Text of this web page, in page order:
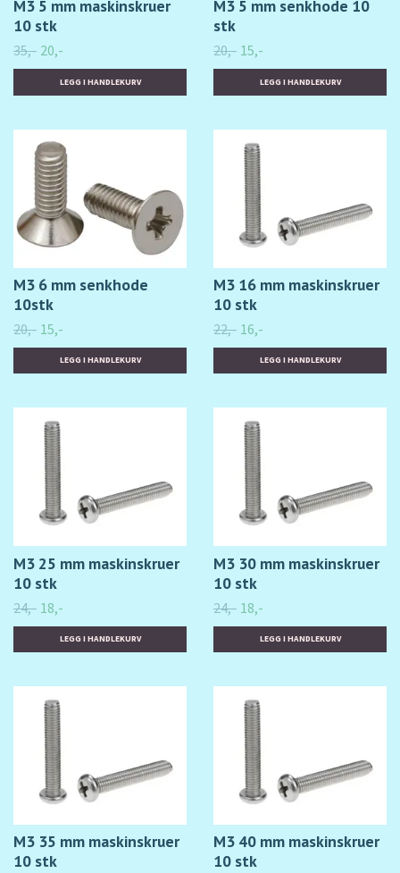
M3 5 mm maskinskruer
10 stk
35,- 20,-
M3 5 mm senkhode 10
stk
20,- 15,-
M3 6 mm senkhode
10stk
20,- 15,-
M3 16 mm maskinskruer
10 stk
22,- 16,-
M3 25 mm maskinskruer
10 stk
24,- 18,-
M3 30 mm maskinskruer
10 stk
24,- 18,-
M3 35 mm maskinskruer
10 stk
M3 40 mm maskinskruer
10 stk